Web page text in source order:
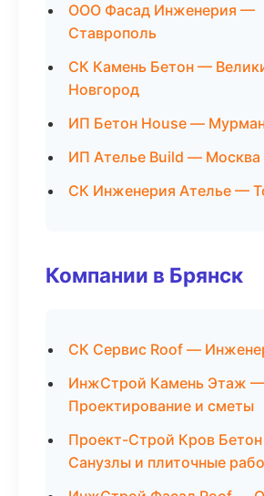
ООО Фасад Инженерия —
Ставрополь
СК Камень Бетон —
Новгород
ИП Бетон House —
ИП Ателье Build — Москва
СК Инженерия Ателье —
Компании в Брянск
СК Сервис Roof —
ИнжСтрой Камень Этаж —
Проектирование и сметы
Проект-Строй Кров
Санузлы и плиточные